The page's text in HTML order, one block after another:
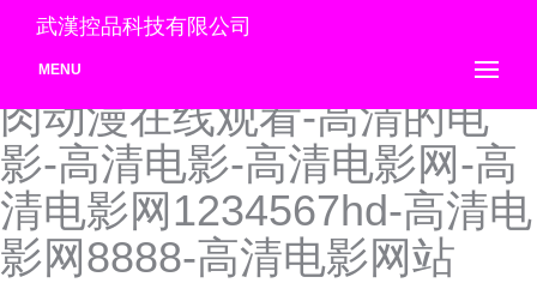
高强度辣爽文全是肉NP-高
清AV熟女区-高清HD-高清H
肉动漫在线观看-高清的电
影-高清电影-高清电影网-高
清电影网1234567hd-高清电
影网8888-高清电影网站
武漢控品科技有限公司
MENU